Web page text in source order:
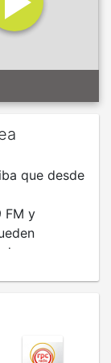
que desde
FM y